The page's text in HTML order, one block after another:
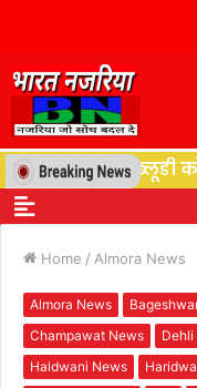
पीडब्लूडी को
Home / Almora News
Almora News
Champawat News
Haldwani News